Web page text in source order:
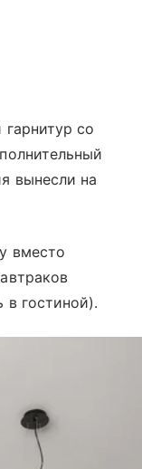
со
вынесли на
вместо
в гостиной).